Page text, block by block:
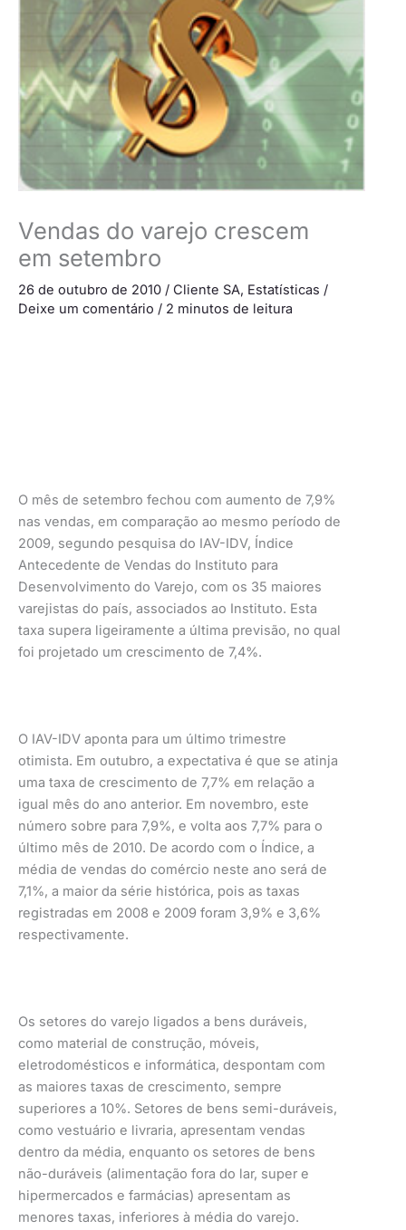
Vendas do varejo crescem
em setembro
26 de outubro de 2010 / Cliente SA, Estatísticas /
Deixe um comentário / 2 minutos de leitura
O mês de setembro fechou com aumento de 7,9%
nas vendas, em comparação ao mesmo período de
2009, segundo pesquisa do IAV-IDV, Índice
Antecedente de Vendas do Instituto para
Desenvolvimento do Varejo, com os 35 maiores
varejistas do país, associados ao Instituto. Esta
taxa supera ligeiramente a última previsão, no qual
foi projetado um crescimento de 7,4%.
O IAV-IDV aponta para um último trimestre
otimista. Em outubro, a expectativa é que se atinja
uma taxa de crescimento de 7,7% em relação a
igual mês do ano anterior. Em novembro, este
número sobre para 7,9%, e volta aos 7,7% para o
último mês de 2010. De acordo com o Índice, a
média de vendas do comércio neste ano será de
7,1%, a maior da série histórica, pois as taxas
registradas em 2008 e 2009 foram 3,9% e 3,6%
respectivamente.
Os setores do varejo ligados a bens duráveis,
como material de construção, móveis,
eletrodomésticos e informática, despontam com
as maiores taxas de crescimento, sempre
superiores a 10%. Setores de bens semi-duráveis,
como vestuário e livraria, apresentam vendas
dentro da média, enquanto os setores de bens
não-duráveis (alimentação fora do lar, super e
hipermercados e farmácias) apresentam as
menores taxas, inferiores à média do varejo.